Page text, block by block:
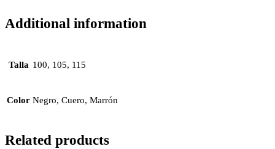
Additional information
Talla 100, 105, 115
Color Negro, Cuero, Marrón
Related products